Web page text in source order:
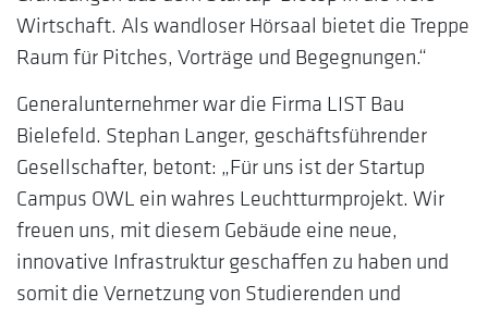
Wirtschaft. Als wandloser Hörsaal bietet die Treppe
Raum für Pitches, Vorträge und Begegnungen.“
Generalunternehmer war die Firma LIST Bau
Bielefeld. Stephan Langer, geschäftsführender
Gesellschafter, betont: „Für uns ist der Startup
Campus OWL ein wahres Leuchtturmprojekt. Wir
freuen uns, mit diesem Gebäude eine neue,
innovative Infrastruktur geschaffen zu haben und
somit die Vernetzung von Studierenden und